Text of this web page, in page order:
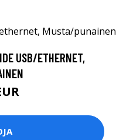
USB/ETHERNET,